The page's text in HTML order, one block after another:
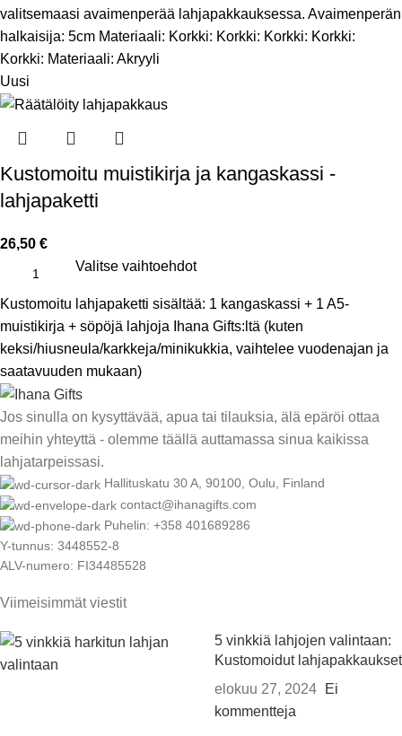
valitsemaasi avaimenperää lahjapakkauksessa. Avaimenperän
halkaisija: 5cm Materiaali: Korkki: Korkki: Korkki: Korkki:
Korkki: Materiaali: Akryyli
Uusi
Kustomoitu muistikirja ja kangaskassi -
lahjapaketti
26,50 €
Valitse vaihtoehdot
Kustomoitu lahjapaketti sisältää: 1 kangaskassi + 1 A5-
muistikirja + söpöjä lahjoja Ihana Gifts:ltä (kuten
keksi/hiusneula/karkkeja/minikukkia, vaihtelee vuodenajan ja
saatavuuden mukaan)
Jos sinulla on kysyttävää, apua tai tilauksia, älä epäröi ottaa
meihin yhteyttä - olemme täällä auttamassa sinua kaikissa
lahjatarpeissasi.
Hallituskatu 30 A, 90100, Oulu, Finland
contact@ihanagifts.com
Puhelin: +358 401689286
Y-tunnus: 3448552-8
ALV-numero: FI34485528
Viimeisimmät viestit
5 vinkkiä lahjojen valintaan:
Kustomoidut lahjapakkaukset
elokuu 27, 2024
Ei
kommentteja